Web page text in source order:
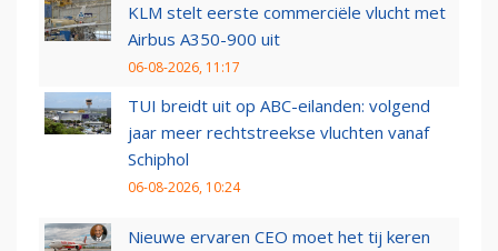
KLM stelt eerste commerciële vlucht met
Airbus A350-900 uit
06-08-2026, 11:17
TUI breidt uit op ABC-eilanden: volgend
jaar meer rechtstreekse vluchten vanaf
Schiphol
06-08-2026, 10:24
Nieuwe ervaren CEO moet het tij keren